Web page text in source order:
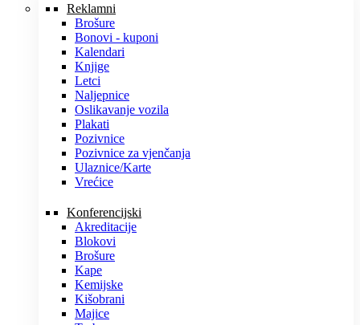
Reklamni
Brošure
Bonovi - kuponi
Kalendari
Knjige
Letci
Naljepnice
Oslikavanje vozila
Plakati
Pozivnice
Pozivnice za vjenčanja
Ulaznice/Karte
Vrećice
Konferencijski
Akreditacije
Blokovi
Brošure
Kape
Kemijske
Kišobrani
Majice